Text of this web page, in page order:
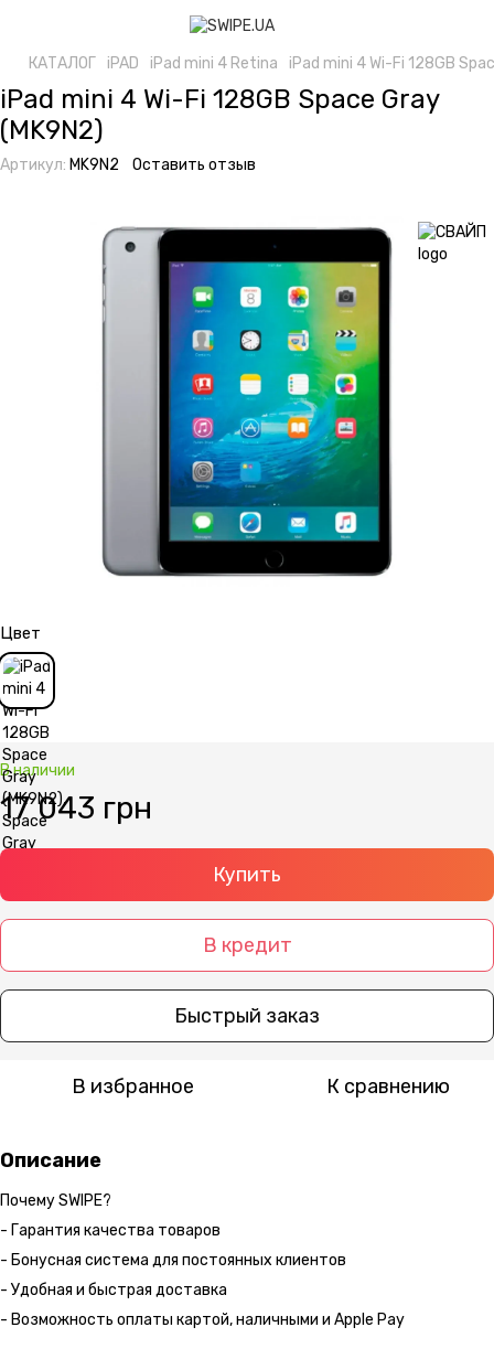
КАТАЛОГ iPAD iPad mini 4 Retina iPad mini 4 Wi-Fi 128GB
iPad mini 4 Wi-Fi 128GB Space Gray
(MK9N2)
Артикул: MK9N2 Оставить отзыв
Цвет
В наличии
17 043 грн
Купить
В кредит
Быстрый заказ
В избранное К сравнению
Описание
Почему SWIPE?
- Гарантия качества товаров
- Бонусная система для постоянных клиентов
- Удобная и быстрая доставка
- Возможность оплаты картой, наличными и Apple Pay